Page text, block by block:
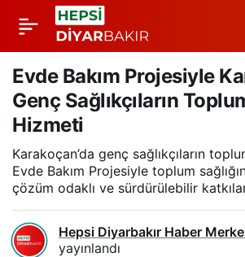
Evde Bakım Projesiyle
Genç Sağlıkçıların
Hizmeti
Karakoçan’da genç sağlıkçıların
Evde Bakım Projesiyle toplum
çözüm odaklı ve sürdürülebilir
Hepsi Diyarbakır Haber
yayınlandı
Van Obezite Merkezi:
Obeziteyle
Mücadelenin Bölgesel
Öncüsü